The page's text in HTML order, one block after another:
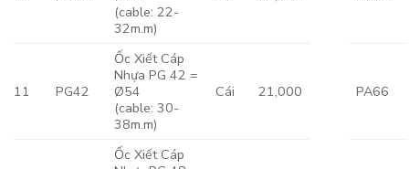
(cable: 22-
32m.m)
11 PG42
Ốc Xiết Cáp
Nhựa PG 42 =
Ø54
(cable: 30-
38m.m)
Cái 21,000 PA66
Ốc Xiết Cáp